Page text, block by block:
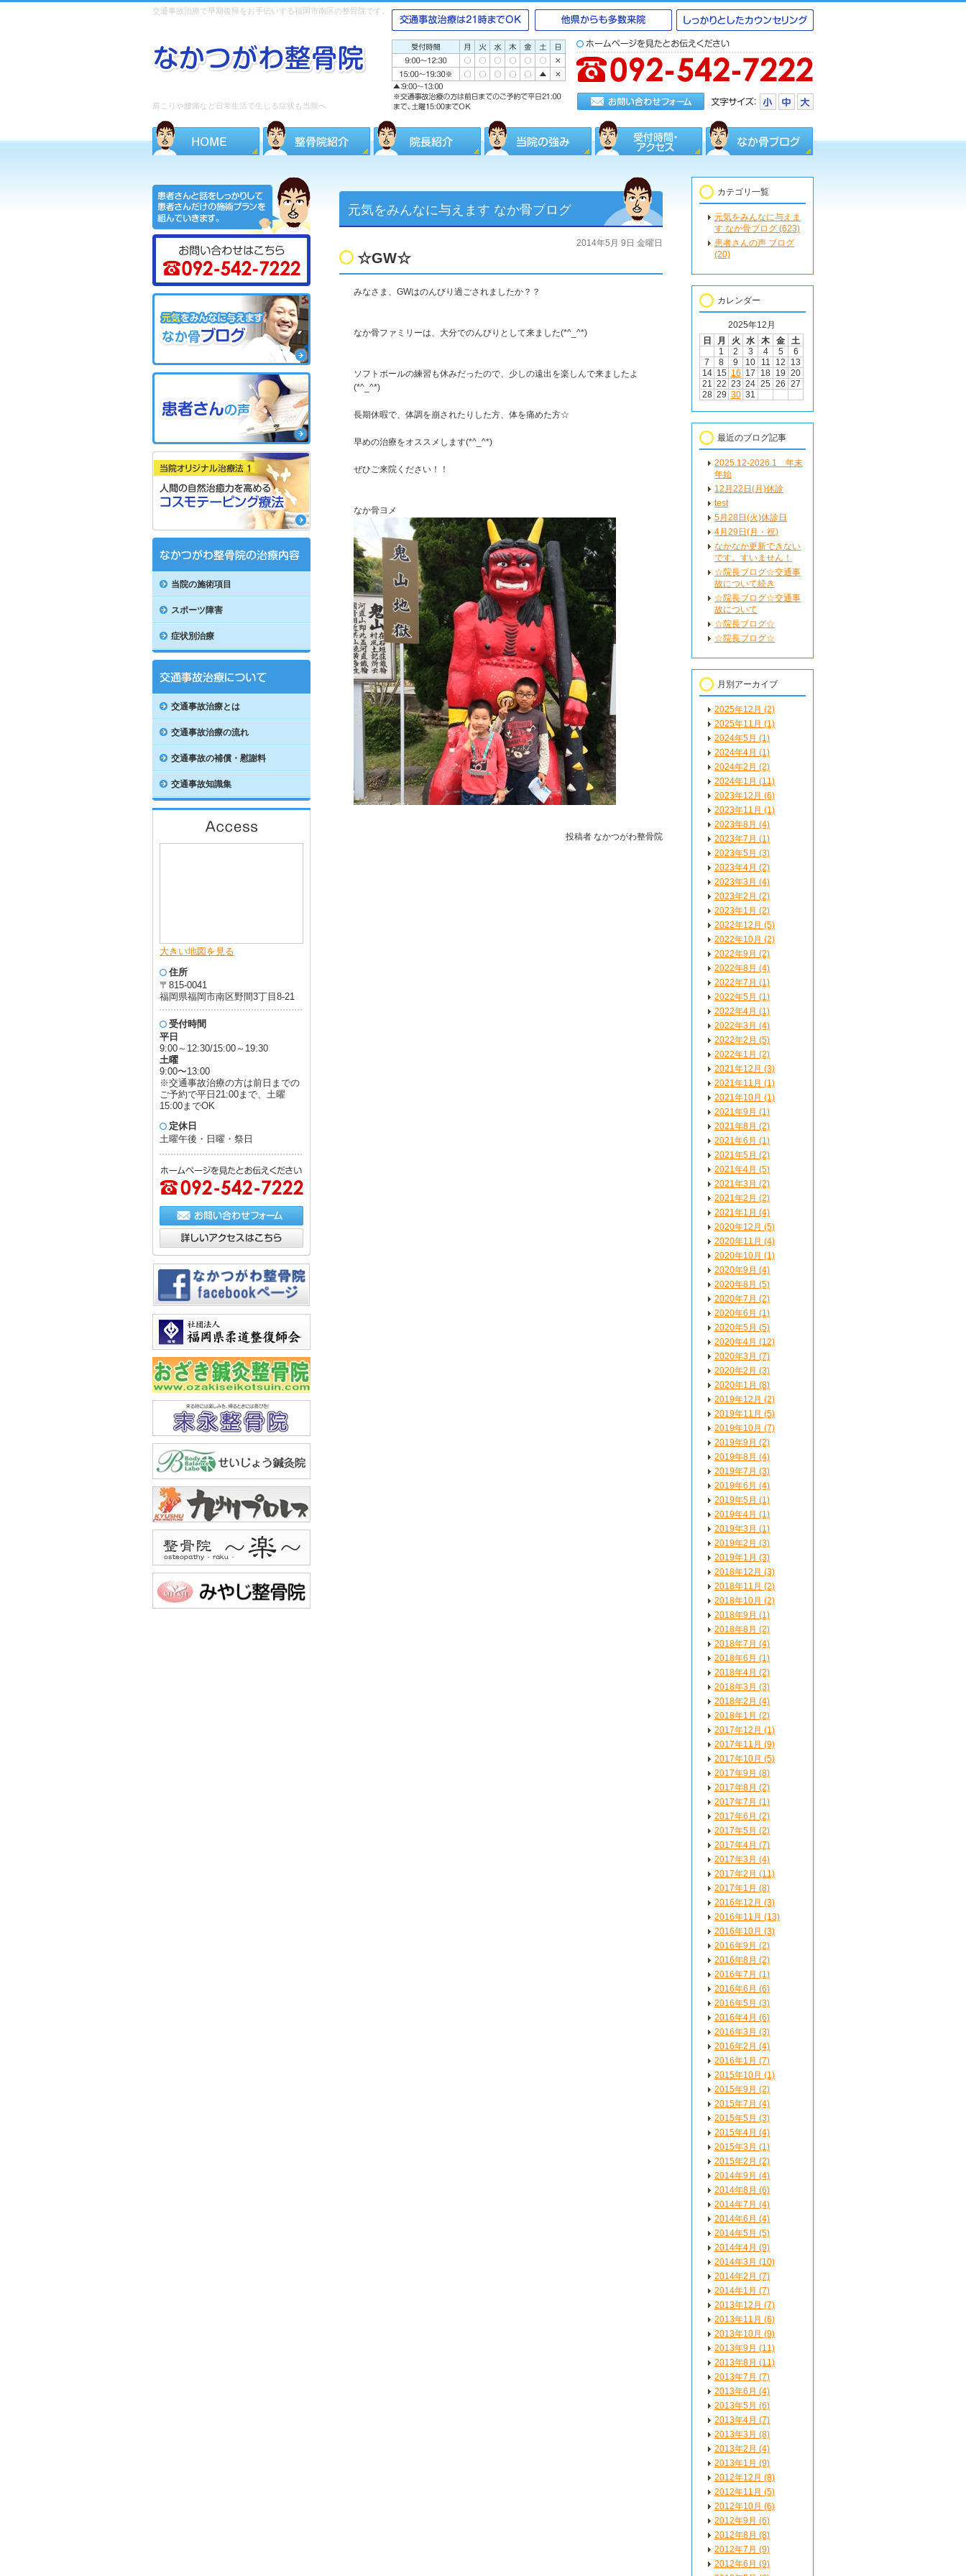
交通事故治療で早期復帰をお手伝いする福岡市南区の整骨院です。
肩こりや腰痛など日常生活で生じる症状も当院へ
元気をみんなに与えます なか骨ブログ
2014年5月 9日 金曜日
☆GW☆
みなさま、GWはのんびり過ごされましたか？？
なか骨ファミリーは、大分でのんびりとして来ました(*^_^*)
ソフトボールの練習も休みだったので、少しの遠出を楽しんで来ましたよ
(*^_^*)
長期休暇で、体調を崩されたりした方、体を痛めた方☆
早めの治療をオススメします(*^_^*)
ぜひご来院ください！！
なか骨ヨメ
投稿者 なかつがわ整骨院
カテゴリ一覧
元気をみんなに与えま
す なか骨ブログ (623)
患者さんの声 ブログ
(20)
カレンダー
2025年12月
日
月 火 水 木 金
土
1
2 3 4 5
6
7
8 9 10 11 12
13
14 15 16 17 18 19 20
21 22 23 24 25 26 27
28 29 30 31
最近のブログ記事
2025.12-2026.1 年末
年始
12月22日(月)休診
test
5月28日(火)休診日
4月29日(月・祝)
なかなか更新できない
です。すいません！
☆院長ブログ☆交通事
故について続き
☆院長ブログ☆交通事
故について
☆院長ブログ☆
☆院長ブログ☆
月別アーカイブ
2025年12月 (2)
2025年11月 (1)
2024年5月 (1)
2024年4月 (1)
2024年2月 (2)
2024年1月 (11)
2023年12月 (6)
2023年11月 (1)
2023年8月 (4)
2023年7月 (1)
2023年5月 (3)
2023年4月 (2)
2023年3月 (4)
2023年2月 (2)
2023年1月 (2)
2022年12月 (5)
2022年10月 (2)
2022年9月 (2)
2022年8月 (4)
2022年7月 (1)
2022年5月 (1)
2022年4月 (1)
2022年3月 (4)
2022年2月 (5)
2022年1月 (2)
2021年12月 (3)
2021年11月 (1)
2021年10月 (1)
2021年9月 (1)
2021年8月 (2)
2021年6月 (1)
2021年5月 (2)
2021年4月 (5)
2021年3月 (2)
2021年2月 (2)
2021年1月 (4)
2020年12月 (5)
2020年11月 (4)
2020年10月 (1)
2020年9月 (4)
2020年8月 (5)
2020年7月 (2)
2020年6月 (1)
2020年5月 (5)
2020年4月 (12)
2020年3月 (7)
2020年2月 (3)
2020年1月 (8)
2019年12月 (2)
2019年11月 (5)
2019年10月 (7)
2019年9月 (2)
2019年8月 (4)
2019年7月 (3)
2019年6月 (4)
2019年5月 (1)
2019年4月 (1)
2019年3月 (1)
2019年2月 (3)
2019年1月 (3)
2018年12月 (3)
2018年11月 (2)
2018年10月 (2)
2018年9月 (1)
2018年8月 (2)
2018年7月 (4)
2018年6月 (1)
2018年4月 (2)
2018年3月 (3)
2018年2月 (4)
2018年1月 (2)
2017年12月 (1)
2017年11月 (9)
2017年10月 (5)
2017年9月 (8)
2017年8月 (2)
2017年7月 (1)
2017年6月 (2)
2017年5月 (2)
2017年4月 (7)
2017年3月 (4)
2017年2月 (11)
2017年1月 (8)
2016年12月 (3)
2016年11月 (13)
2016年10月 (3)
2016年9月 (2)
2016年8月 (2)
2016年7月 (1)
2016年6月 (6)
2016年5月 (3)
2016年4月 (6)
2016年3月 (3)
2016年2月 (4)
2016年1月 (7)
2015年10月 (1)
2015年9月 (2)
2015年7月 (4)
2015年5月 (3)
2015年4月 (4)
2015年3月 (1)
2015年2月 (2)
2014年9月 (4)
2014年8月 (6)
2014年7月 (4)
2014年6月 (4)
2014年5月 (5)
2014年4月 (9)
2014年3月 (10)
2014年2月 (7)
2014年1月 (7)
2013年12月 (7)
2013年11月 (6)
2013年10月 (9)
2013年9月 (11)
2013年8月 (11)
2013年7月 (7)
2013年6月 (4)
2013年5月 (6)
2013年4月 (7)
2013年3月 (8)
2013年2月 (4)
2013年1月 (9)
2012年12月 (8)
2012年11月 (5)
2012年10月 (6)
2012年9月 (6)
2012年8月 (8)
2012年7月 (9)
2012年6月 (9)
当院の施術項目
スポーツ障害
症状別治療
交通事故治療とは
交通事故治療の流れ
交通事故の補償・慰謝料
交通事故知識集
大きい地図を見る
住所
〒815-0041
福岡県福岡市南区野間3丁目8-21
受付時間
平日
9:00～12:30/15:00～19:30
土曜
9:00〜13:00
※交通事故治療の方は前日までの
ご予約で平日21:00まで、土曜
15:00までOK
定休日
土曜午後・日曜・祭日